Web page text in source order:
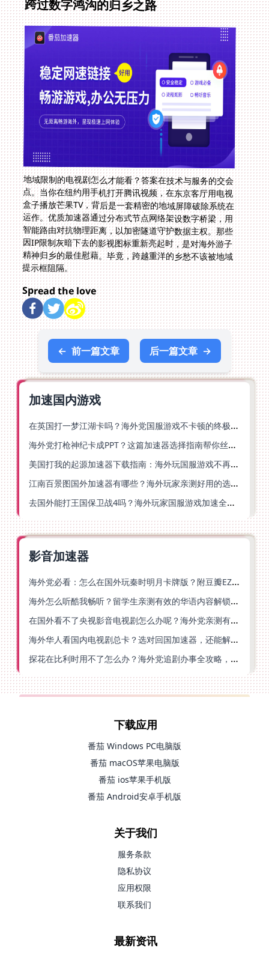
跨过数字鸿沟的归乡之路
地域限制的电视剧怎么才能看？答案在技术与服务的交会
点。当你在纽约用手机打开腾讯视频，在东京客厅用电视
盒子播放芒果TV，背后是一套精密的地域屏障破除系统在
运作。优质加速器通过分布式节点网络架设数字桥梁，用
智能路由对抗物理距离，以加密隧道守护数据主权。那些
因IP限制灰暗下去的影视图标重新亮起时，是对海外游子
精神归乡的最佳慰藉。毕竟，跨越重洋的乡愁不该被地域
提示框阻隔。
Spread the love
← 前一篇文章 后一篇文章 →
加速国内游戏
在英国打一梦江湖卡吗？海外党国服游戏不卡顿的终极解法
海外党打枪神纪卡成PPT？这篇加速器选择指南帮你丝滑上分
美国打我的起源加速器下载指南：海外玩国服游戏不再卡的终极方案
江南百景图国外加速器有哪些？海外玩家亲测好用的选择与避坑指南
去国外能打王国保卫战4吗？海外玩家国服游戏加速全攻略（附公主连结幻想江湖实测）
影音加速器
海外党必看：怎么在国外玩秦时明月卡牌版？附豆瓣EZCast地区限制破解法
海外怎么听酷我畅听？留学生亲测有效的华语内容解锁指南
在国外看不了央视影音电视剧怎么办呢？海外党亲测有效的回国加速方案
海外华人看国内电视剧总卡？选对回国加速器，还能解决菲律宾打不开反诈中心的问题
探花在比利时用不了怎么办？海外党追剧办事全攻略，选对加速器就够了
下载应用
番茄 Windows PC电脑版
番茄 macOS苹果电脑版
番茄 ios苹果手机版
番茄 Android安卓手机版
关于我们
服务条款
隐私协议
应用权限
联系我们
最新资讯